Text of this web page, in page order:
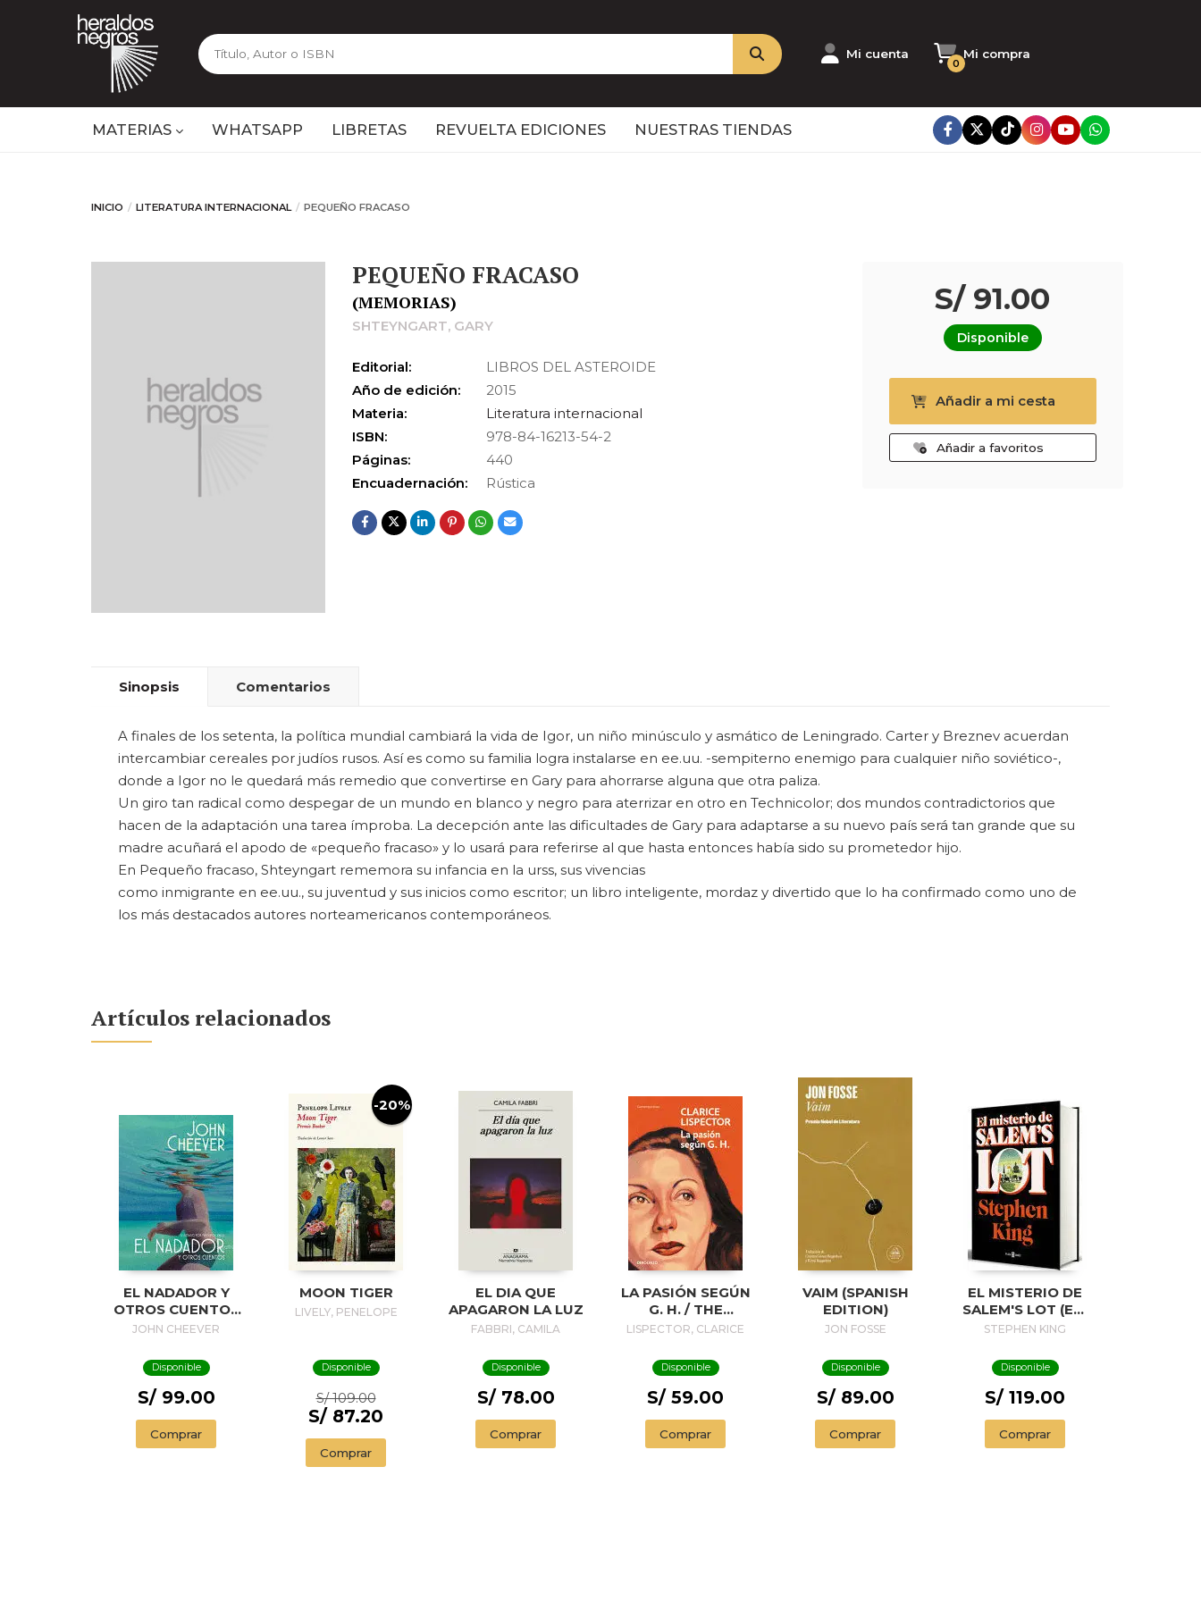
Mi cuenta Mi compra
0
MATERIAS WHATSAPP LIBRETAS REVUELTA EDICIONES NUESTRAS TIENDAS
INICIO LITERATURA INTERNACIONAL PEQUEÑO FRACASO
PEQUEÑO FRACASO
(MEMORIAS)
SHTEYNGART, GARY
Editorial:
LIBROS DEL ASTEROIDE
Año de edición:
2015
Materia:
Literatura internacional
ISBN:
978-84-16213-54-2
Páginas:
440
Encuadernación:
Rústica
S/ 91.00
Disponible
Añadir a mi cesta
Añadir a favoritos
Sinopsis Comentarios
A finales de los setenta, la política mundial cambiará la vida de Igor, un niño minúsculo y asmático de Leningrado. Carter y Breznev acuerdan
intercambiar cereales por judíos rusos. Así es como su familia logra instalarse en ee.uu. -sempiterno enemigo para cualquier niño soviético-,
donde a Igor no le quedará más remedio que convertirse en Gary para ahorrarse alguna que otra paliza.
Un giro tan radical como despegar de un mundo en blanco y negro para aterrizar en otro en Technicolor; dos mundos contradictorios que
hacen de la adaptación una tarea ímproba. La decepción ante las dificultades de Gary para adaptarse a su nuevo país será tan grande que su
madre acuñará el apodo de «pequeño fracaso» y lo usará para referirse al que hasta entonces había sido su prometedor hijo.
En Pequeño fracaso, Shteyngart rememora su infancia en la urss, sus vivencias
como inmigrante en ee.uu., su juventud y sus inicios como escritor; un libro inteligente, mordaz y divertido que lo ha confirmado como uno de
los más destacados autores norteamericanos contemporáneos.
Artículos relacionados
EL NADADOR Y
OTROS CUENTOS
(EDICIÓN
SWIMMER AND
OTHER STORIES (
ILLUSTRADED
JOHN CHEEVER
Disponible
S/ 99.00
Comprar
-20%
MOON TIGER
LIVELY, PENELOPE
Disponible
S/ 109.00
S/ 87.20
Comprar
EL DIA QUE
APAGARON LA LUZ
FABBRI, CAMILA
Disponible
S/ 78.00
Comprar
LA PASIÓN SEGÚN
G. H. / THE
PASSION
H.
LISPECTOR, CLARICE
Disponible
S/ 59.00
Comprar
VAIM (SPANISH
EDITION)
JON FOSSE
Disponible
S/ 89.00
Comprar
EL MISTERIO DE
SALEM'S LOT (ED.
50 ANIVERSARIO) /
STEPHEN KING
Disponible
S/ 119.00
Comprar